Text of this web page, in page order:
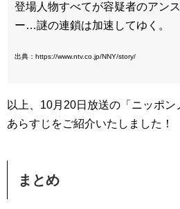
登場人物すべてが容疑者のアン
ー…謎の連鎖は加速してゆく。
出典：https://www.ntv.co.jp/NNY/story/
以上、10月20日放送の「ニッポン
あらすじをご紹介いたしました！
まとめ